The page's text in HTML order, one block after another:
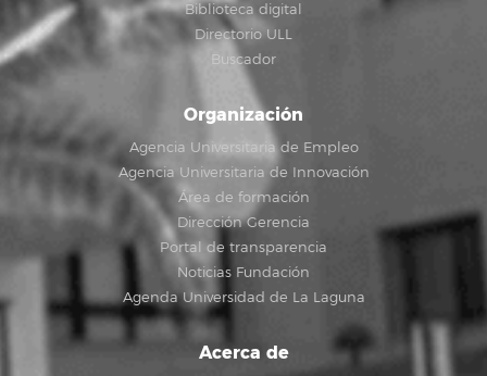
Biblioteca digital
Directorio ULL
Buscador
Organización
Agencia Universitaria de Empleo
Agencia Universitaria de Innovación
Área de formación
Dirección Gerencia
Portal de transparencia
Noticias Fundación
Agenda Universidad de La Laguna
Acerca de